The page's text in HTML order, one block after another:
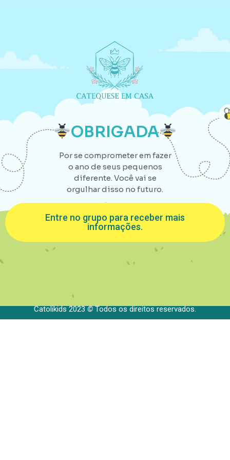
OBRIGADA
Por se comprometer em fazer
o ano de seus pequenos
diferente. Você vai se
orgulhar disso no futuro.
Entre no grupo para receber mais
informações.
Catolikids 2023©Todos os direitos reservados.